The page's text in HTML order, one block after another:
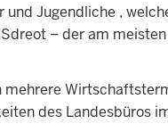
Jugendliche ,
– der am
des Landesbüros